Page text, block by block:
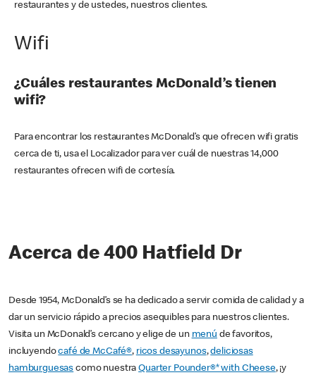
restaurantes y de ustedes, nuestros clientes.
Wifi
¿Cuáles restaurantes McDonald’s tienen
wifi?
Para encontrar los restaurantes McDonald’s que ofrecen wifi gratis
cerca de ti, usa el Localizador para ver cuál de nuestras 14,000
restaurantes ofrecen wifi de cortesía.
Acerca de 400 Hatfield Dr
Desde 1954, McDonald’s se ha dedicado a servir comida de calidad y a
dar un servicio rápido a precios asequibles para nuestros clientes.
Visita un McDonald’s cercano y elige de un menú de favoritos,
incluyendocafé de McCafé®, ricos desayunos,deliciosas
hamburguesas como nuestraQuarter Pounder®* with Cheese, ¡y